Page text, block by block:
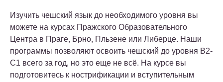
Изучить чешский язык до необходимого уровня вы
можете на курсах Пражского Образовательного
Центра в Праге, Брно, Пльзене или Либерце. Наши
программы позволяют освоить чешский до уровня B2-
C1 всего за год, но это еще не всё. На курсе вы
подготовитесь к нострификации и вступительным